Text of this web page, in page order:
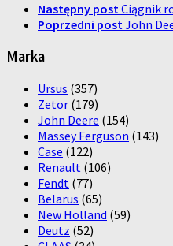
Następny postCiągnik
Poprzedni postJohn
Marka
Ursus (357)
Zetor (179)
John Deere (154)
Massey Ferguson (143)
Case (122)
Renault (106)
Fendt (77)
Belarus (65)
New Holland (59)
Deutz (52)